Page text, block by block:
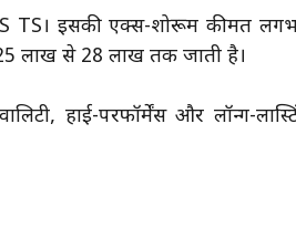
TS। इसकी एक्स-शोरूम कीमत
लाख से ₹28 लाख तक जाती है।
हाई-परफॉर्मेंस और लॉन्ग-